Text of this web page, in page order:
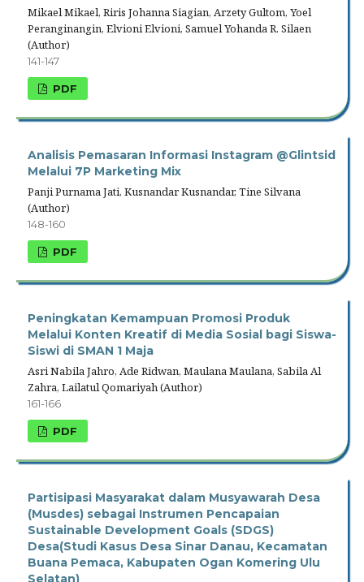
Mikael Mikael, Riris Johanna Siagian, Arzety Gultom, Yoel
Peranginangin, Elvioni Elvioni, Samuel Yohanda R. Silaen
(Author)
141-147
PDF
Analisis Pemasaran Informasi Instagram @Glintsid
Melalui 7P Marketing Mix
Panji Purnama Jati, Kusnandar Kusnandar, Tine Silvana
(Author)
148-160
PDF
Peningkatan Kemampuan Promosi Produk
Melalui Konten Kreatif di Media Sosial bagi Siswa-
Siswi di SMAN 1 Maja
Asri Nabila Jahro, Ade Ridwan, Maulana Maulana, Sabila Al
Zahra, Lailatul Qomariyah (Author)
161-166
PDF
Partisipasi Masyarakat dalam Musyawarah Desa
(Musdes) sebagai Instrumen Pencapaian
Sustainable Development Goals (SDGS)
Desa(Studi Kasus Desa Sinar Danau, Kecamatan
Buana Pemaca, Kabupaten Ogan Komering Ulu
Selatan)